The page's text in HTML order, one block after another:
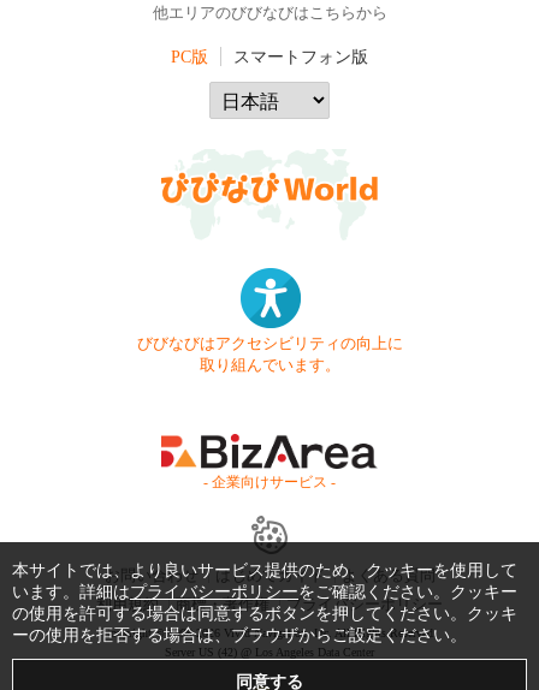
他エリアのびびなびはこちらから
PC版 スマートフォン版
びびなびはアクセシビリティの向上に
取り組んでいます。
- 企業向けサービス -
お問い合わせ はじめてガイド
よくある質問
利用規約
商標・著作権 プライバシーポリシー
Copyright © 1999-2026 Vivid Navigation, Inc. All Rights Reserved.
Server US (42) @ Los Angeles Data Center
本サイトでは、より良いサービス提供のため、クッキーを使用して
います。詳細はプライバシーポリシーをご確認ください。クッキー
の使用を許可する場合は同意するボタンを押してください。クッキ
ーの使用を拒否する場合は、ブラウザからご設定ください。